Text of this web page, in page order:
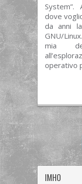
System”.
dove
da anni
GNU/
mia
operativo
IMHO